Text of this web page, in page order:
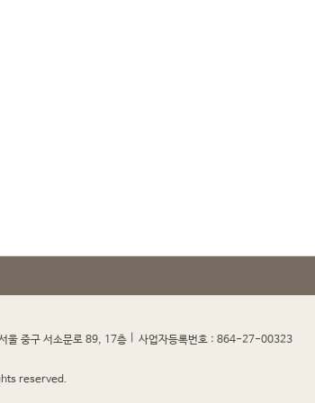
울 중구 서소문로 89, 17층 사업자등록번호 : 864-27-00323
reserved.